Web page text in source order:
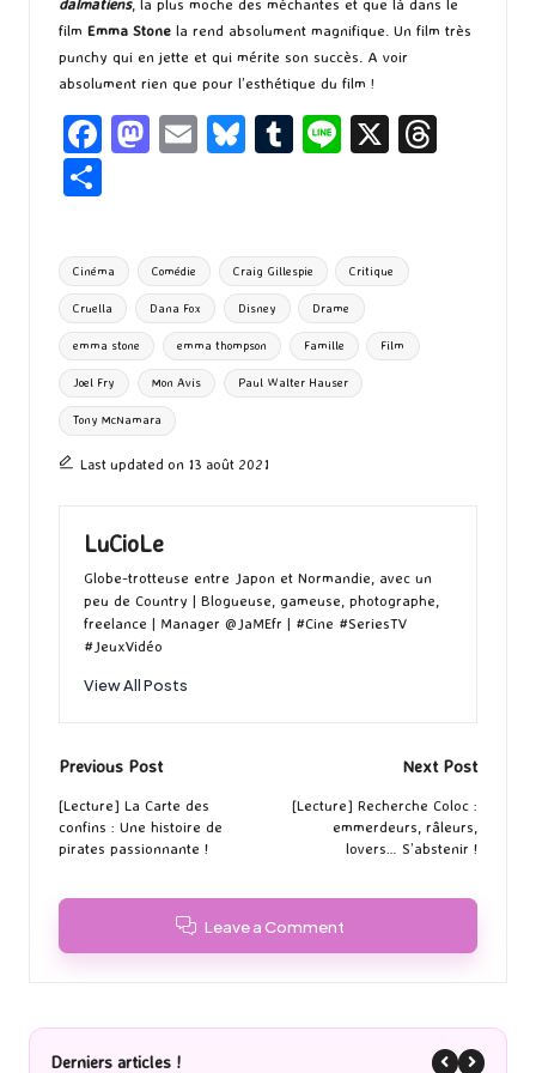
film Emma Stone la rend absolument magnifique. Un film très
punchy qui en jette et qui mérite son succès. A voir
absolument rien que pour l’esthétique du film !
Fa
o
o
k
M
d
o
n
E
l
Bl
ky
T
bl
r
Li X
ta
g
er
Tags:
Cinéma Comédie Craig Gillespie Critique
Cruella Dana Fox Disney Drame
emma stone emma thompson Famille Film
Joel Fry Mon Avis Paul Walter Hauser
Tony McNamara
Last updated on 13 août 2021
LuCioLe
Globe-trotteuse entre Japon et Normandie, avec un
peu de Country | Blogueuse, gameuse, photographe,
freelance | Manager @JaMEfr | #Cine #SeriesTV
#JeuxVidéo
View All Posts
Post
navigation
Previous Post
[Lecture] La Carte des
confins : Une histoire de
pirates passionnante !
Next Post
[Lecture] Recherche Coloc :
emmerdeurs, râleurs,
lovers… S’abstenir !
Leave a Comment
Derniers articles !